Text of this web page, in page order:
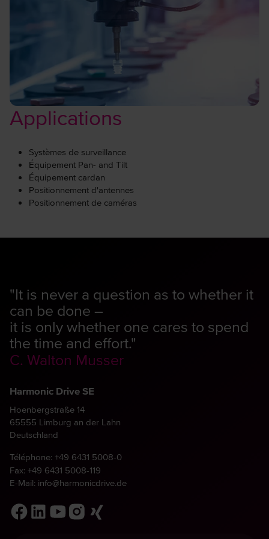
Applications
Systèmes de surveillance
Équipement Pan- and Tilt
Équipement cardan
Positionnement d'antennes
Positionnement de caméras
"It is never a question as to whether it
can be done –
it is only whether one cares to spend
the time and effort."
C. Walton Musser
Harmonic Drive SE
Hoenbergstraße 14
65555 Limburg an der Lahn
Deutschland
Téléphone: +49 6431 5008-0
Fax: +49 6431 5008-119
E-Mail: info@harmonicdrive.de